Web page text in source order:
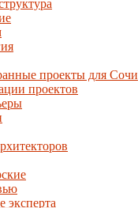
проекты для Сочи
проектов
эксперта